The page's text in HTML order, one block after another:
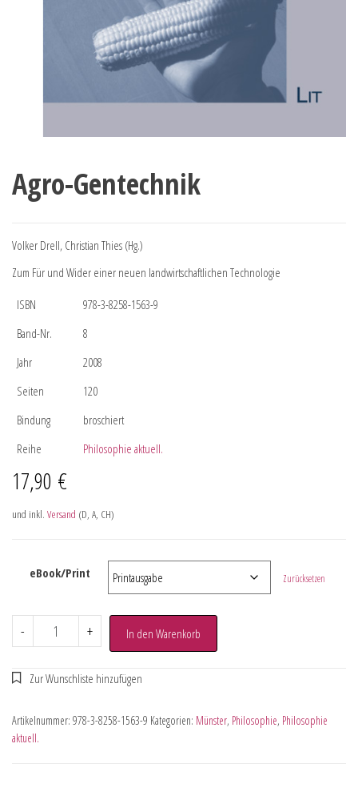
Agro-Gentechnik
Volker Drell, Christian Thies (Hg.)
Zum Für und Wider einer neuen landwirtschaftlichen Technologie
ISBN
978-3-8258-1563-9
Band-Nr.
8
Jahr
2008
Seiten
120
Bindung
broschiert
Reihe
Philosophie aktuell.
17,90 €
und inkl. Versand (D, A, CH)
eBook/Print Zurücksetzen
- + In den Warenkorb
Artikelnummer: 978-3-8258-1563-9 Kategorien: Münster, Philosophie, Philosophie
aktuell.